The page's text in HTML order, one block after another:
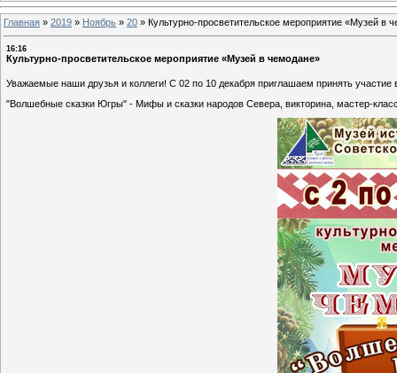
Главная » 2019 » Ноябрь » 20 » Культурно-просветительское мероприятие «Музей в
16:16
Культурно-просветительское мероприятие «Музей в чемодане»
Уважаемые наши друзья и коллеги! С 02 по 10 декабря приглашаем принять
"Волшебные сказки Югры" - Мифы и сказки народов Севера, викторина, мастер-